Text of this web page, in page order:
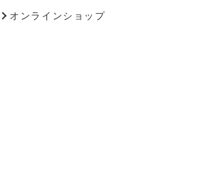
オンラインショップ